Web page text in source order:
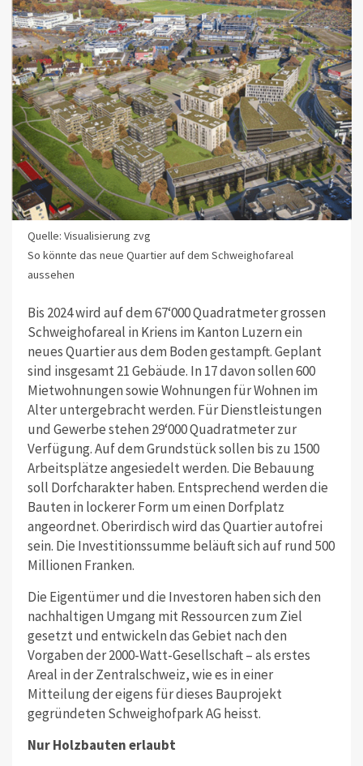
Quelle: Visualisierung zvg
So könnte das neue Quartier auf dem Schweighofareal
aussehen
Bis 2024 wird auf dem 67‘000 Quadratmeter grossen
Schweighofareal in Kriens im Kanton Luzern ein
neues Quartier aus dem Boden gestampft. Geplant
sind insgesamt 21 Gebäude. In 17 davon sollen 600
Mietwohnungen sowie Wohnungen für Wohnen im
Alter untergebracht werden. Für Dienstleistungen
und Gewerbe stehen 29‘000 Quadratmeter zur
Verfügung. Auf dem Grundstück sollen bis zu 1500
Arbeitsplätze angesiedelt werden. Die Bebauung
soll Dorfcharakter haben. Entsprechend werden die
Bauten in lockerer Form um einen Dorfplatz
angeordnet. Oberirdisch wird das Quartier autofrei
sein. Die Investitionssumme beläuft sich auf rund 500
Millionen Franken.
Die Eigentümer und die Investoren haben sich den
nachhaltigen Umgang mit Ressourcen zum Ziel
gesetzt und entwickeln das Gebiet nach den
Vorgaben der 2000-Watt-Gesellschaft – als erstes
Areal in der Zentralschweiz, wie es in einer
Mitteilung der eigens für dieses Bauprojekt
gegründeten Schweighofpark AG heisst.
Nur Holzbauten erlaubt